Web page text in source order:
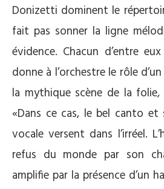
Donizetti dominent le
fait pas sonner la ligne
évidence. Chacun d’entre
donne à l’orchestre le rôle
la mythique scène de la
«Dans ce cas, le bel canto
vocale versent dans l’irréel.
refus du monde par son
amplifie par la présence d’un